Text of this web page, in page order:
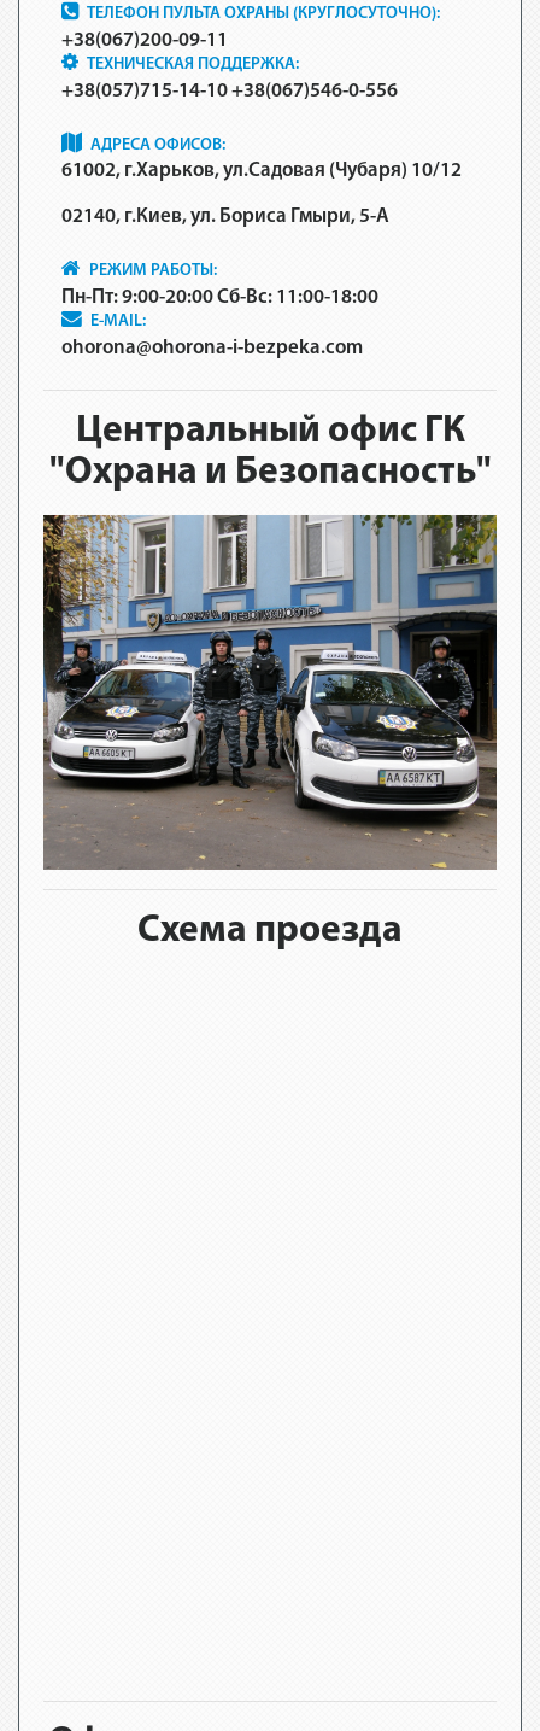
ТЕЛЕФОН ПУЛЬТА ОХРАНЫ (КРУГЛОСУТОЧНО):
+38(067)200-09-11
ТЕХНИЧЕСКАЯ ПОДДЕРЖКА:
+38(057)715-14-10 +38(067)546-0-556
АДРЕСА ОФИСОВ:
61002, г.Харьков, ул.Садовая (Чубаря) 10/12
02140, г.Киев, ул. Бориса Гмыри, 5-A
РЕЖИМ РАБОТЫ:
Пн-Пт: 9:00-20:00 Сб-Вс: 11:00-18:00
E-MAIL:
ohorona@ohorona-i-bezpeka.com
Центральный офис ГК
"Охрана и Безопасность"
Схема проезда